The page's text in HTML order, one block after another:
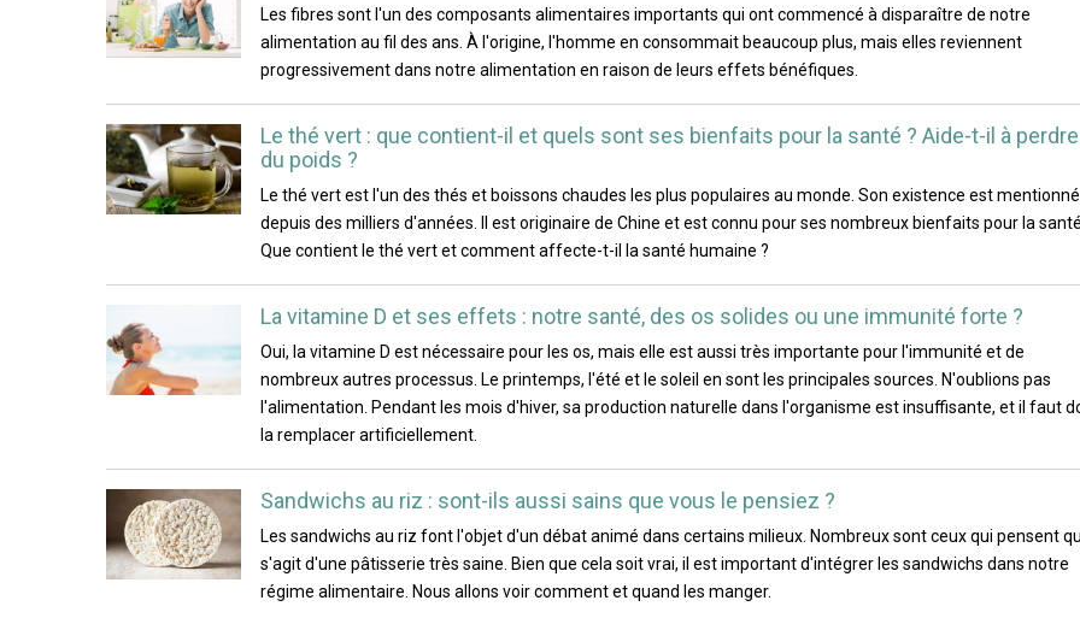
Les fibres sont l'un des composants alimentaires importants qui ont commencé à disparaître de notre
alimentation au fil des ans. À l'origine, l'homme en consommait beaucoup plus, mais elles reviennent
progressivement dans notre alimentation en raison de leurs effets bénéfiques.
Le thé vert : que contient-il et quels sont ses bienfaits pour la santé ? Aide-t-il à perdre
du poids ?
Le thé vert est l'un des thés et boissons chaudes les plus populaires au monde. Son existence est
depuis des milliers d'années. Il est originaire de Chine et est connu pour ses nombreux bienfaits pour la
Que contient le thé vert et comment affecte-t-il la santé humaine ?
La vitamine D et ses effets : notre santé, des os solides ou une immunité forte ?
Oui, la vitamine D est nécessaire pour les os, mais elle est aussi très importante pour l'immunité et de
nombreux autres processus. Le printemps, l'été et le soleil en sont les principales sources. N'oublions pas
l'alimentation. Pendant les mois d'hiver, sa production naturelle dans l'organisme est insuffisante, et il faut
la remplacer artificiellement.
Sandwichs au riz : sont-ils aussi sains que vous le pensiez ?
Les sandwichs au riz font l'objet d'un débat animé dans certains milieux. Nombreux sont ceux qui pensent
s'agit d'une pâtisserie très saine. Bien que cela soit vrai, il est important d'intégrer les sandwichs dans notre
régime alimentaire. Nous allons voir comment et quand les manger.